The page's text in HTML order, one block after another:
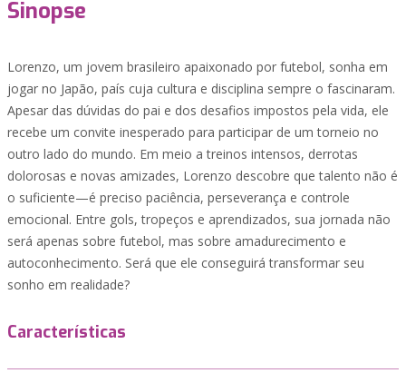
Sinopse
Lorenzo, um jovem brasileiro apaixonado por futebol, sonha em
jogar no Japão, país cuja cultura e disciplina sempre o fascinaram.
Apesar das dúvidas do pai e dos desafios impostos pela vida, ele
recebe um convite inesperado para participar de um torneio no
outro lado do mundo. Em meio a treinos intensos, derrotas
dolorosas e novas amizades, Lorenzo descobre que talento não é
o suficiente—é preciso paciência, perseverança e controle
emocional. Entre gols, tropeços e aprendizados, sua jornada não
será apenas sobre futebol, mas sobre amadurecimento e
autoconhecimento. Será que ele conseguirá transformar seu
sonho em realidade?
Características